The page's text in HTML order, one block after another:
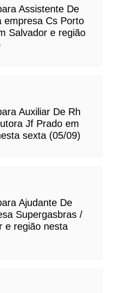
Assistente De
empresa Cs Porto
Salvador e região
Auxiliar De Rh
Jf Prado em
sexta (05/09)
Ajudante De
Supergasbras /
e região nesta